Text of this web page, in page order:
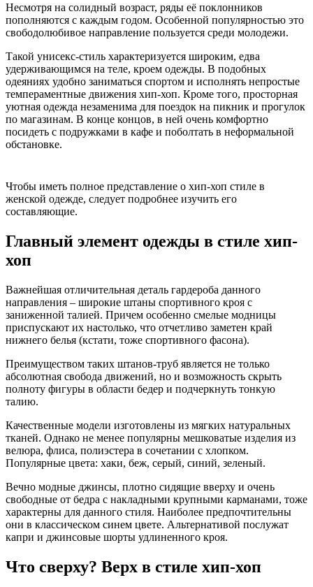
Несмотря на солидный возраст, ряды её поклонников
пополняются с каждым годом. Особенной популярностью это
свободолюбивое направление пользуется среди молодежи.
Такой унисекс-стиль характеризуется широким, едва
удерживающимся на теле, кроем одежды. В подобных
одеяниях удобно заниматься спортом и исполнять непростые
темпераментные движения хип-хоп. Кроме того, просторная
уютная одежда незаменима для поездок на пикник и прогулок
по магазинам. В конце концов, в ней очень комфортно
посидеть с подружками в кафе и поболтать в неформальной
обстановке.
Чтобы иметь полное представление о хип-хоп стиле в
женской одежде, следует подробнее изучить его
составляющие.
Главный элемент одежды в стиле хип-
хоп
Важнейшая отличительная деталь гардероба данного
направления – широкие штаны спортивного кроя с
заниженной талией. Причем особенно смелые модницы
приспускают их настолько, что отчетливо заметен край
нижнего белья (кстати, тоже спортивного фасона).
Преимуществом таких штанов-труб является не только
абсолютная свобода движений, но и возможность скрыть
полноту фигуры в области бедер и подчеркнуть тонкую
талию.
Качественные модели изготовлены из мягких натуральных
тканей. Однако не менее популярны мешковатые изделия из
велюра, флиса, полиэстера в сочетании с хлопком.
Популярные цвета: хаки, беж, серый, синий, зеленый.
Вечно модные джинсы, плотно сидящие вверху и очень
свободные от бедра с накладными крупными карманами, тоже
характерны для данного стиля. Наиболее предпочтительны
они в классическом синем цвете. Альтернативой послужат
капри и джинсовые шорты удлиненного кроя.
Что сверху? Верх в стиле хип-хоп